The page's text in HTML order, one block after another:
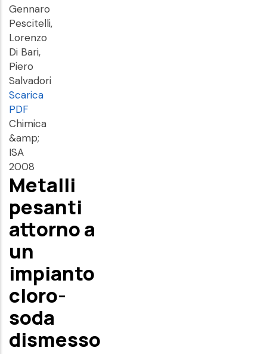
Gennaro
Pescitelli,
Lorenzo
Di Bari,
Piero
Salvadori
Scarica
PDF
Chimica
&amp;
ISA
2008
Metalli
pesanti
attorno a
un
impianto
cloro-
soda
dismesso